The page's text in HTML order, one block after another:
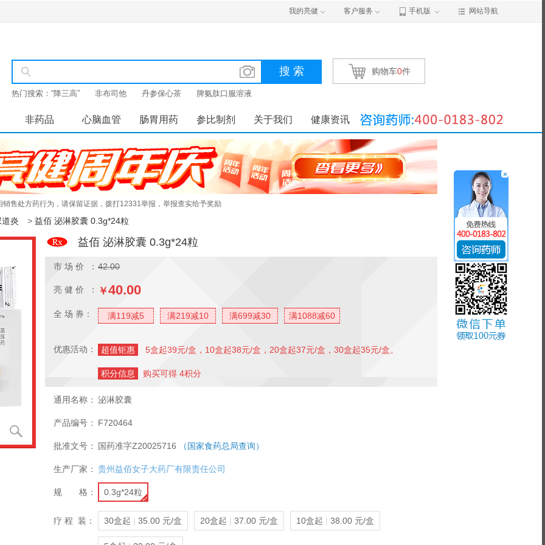
网站导航
手机版
客户服务
我的亮健
搜 索
热门搜索： “降三高” 非布司他 丹参保心茶 脾氨肽口服溶液
购物车0件
非药品 心脑血管 肠胃用药 参比制剂 关于我们 健康资讯
售处方药行为，请保留证据，拨打12331举报，举报查实给予奖励
道炎 > 益佰 泌淋胶囊 0.3g*24粒
益佰 泌淋胶囊 0.3g*24粒
市 场 价 ： 42.00
亮 健 价 ： ￥40.00
全 场 券： 满119减5 满219减10 满699减30 满1088减60
优惠活动： 超值钜惠 5盒起39元/盒，10盒起38元/盒，20盒起37元/盒，30盒起35元/盒。
积分信息 购买可得 4积分
通用名称： 泌淋胶囊
产品编号： F720464
批准文号： 国药准字Z20025716 （国家食药总局查询）
生产厂家： 贵州益佰女子大药厂有限责任公司
规 格： 0.3g*24粒
疗 程 装： 30盒起 | 35.00 元/盒 20盒起 | 37.00 元/盒 10盒起 | 38.00 元/盒